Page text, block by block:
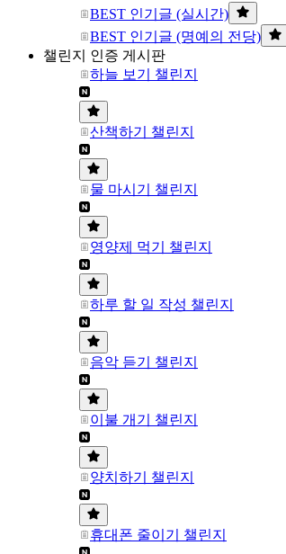
BEST 인기글 (실시간)
BEST 인기글 (명예의 전당)
챌린지 인증 게시판
하늘 보기 챌린지
산책하기 챌린지
물 마시기 챌린지
영양제 먹기 챌린지
하루 할 일 작성 챌린지
음악 듣기 챌린지
이불 개기 챌린지
양치하기 챌린지
휴대폰 줄이기 챌린지